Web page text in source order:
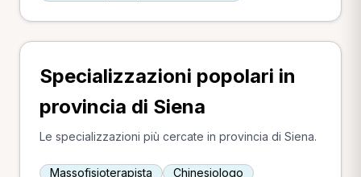
Specializzazioni popolari in
provincia di Siena
Le specializzazioni più cercate in provincia di Siena.
Massofisioterapista
Chinesiologo